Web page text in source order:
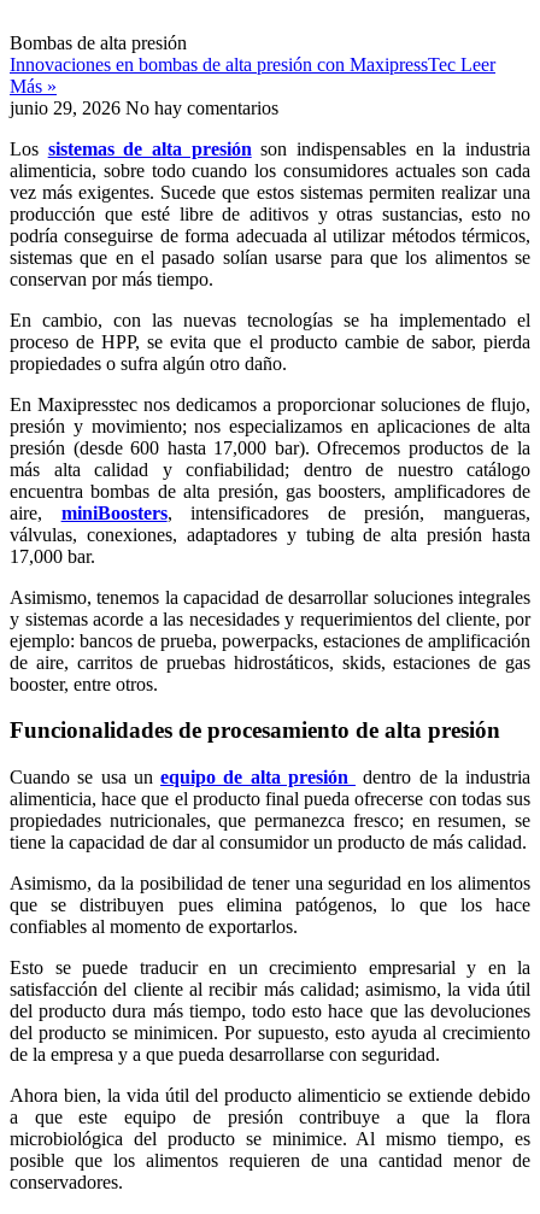
Bombas de alta presión
Innovaciones en bombas de alta presión con MaxipressTec Leer
Más »
junio 29, 2026 No hay comentarios
Los sistemas de alta presión son indispensables en la industria
alimenticia, sobre todo cuando los consumidores actuales son cada
vez más exigentes. Sucede que estos sistemas permiten realizar una
producción que esté libre de aditivos y otras sustancias, esto no
podría conseguirse de forma adecuada al utilizar métodos térmicos,
sistemas que en el pasado solían usarse para que los alimentos se
conservan por más tiempo.
En cambio, con las nuevas tecnologías se ha implementado el
proceso de HPP, se evita que el producto cambie de sabor, pierda
propiedades o sufra algún otro daño.
En Maxipresstec nos dedicamos a proporcionar soluciones de flujo,
presión y movimiento; nos especializamos en aplicaciones de alta
presión (desde 600 hasta 17,000 bar). Ofrecemos productos de la
más alta calidad y confiabilidad; dentro de nuestro catálogo
encuentra bombas de alta presión, gas boosters, amplificadores de
aire, miniBoosters, intensificadores de presión, mangueras,
válvulas, conexiones, adaptadores y tubing de alta presión hasta
17,000 bar.
Asimismo, tenemos la capacidad de desarrollar soluciones integrales
y sistemas acorde a las necesidades y requerimientos del cliente, por
ejemplo: bancos de prueba, powerpacks, estaciones de amplificación
de aire, carritos de pruebas hidrostáticos, skids, estaciones de gas
booster, entre otros.
Funcionalidades de procesamiento de alta presión
Cuando se usa un equipo de alta presión
dentro de la industria
alimenticia, hace que el producto final pueda ofrecerse con todas sus
propiedades nutricionales, que permanezca fresco; en resumen, se
tiene la capacidad de dar al consumidor un producto de más calidad.
Asimismo, da la posibilidad de tener una seguridad en los alimentos
que se distribuyen pues elimina patógenos, lo que los hace
confiables al momento de exportarlos.
Esto se puede traducir en un crecimiento empresarial y en la
satisfacción del cliente al recibir más calidad; asimismo, la vida útil
del producto dura más tiempo, todo esto hace que las devoluciones
del producto se minimicen. Por supuesto, esto ayuda al crecimiento
de la empresa y a que pueda desarrollarse con seguridad.
Ahora bien, la vida útil del producto alimenticio se extiende debido
a que este equipo de presión contribuye a que la flora
microbiológica del producto se minimice. Al mismo tiempo, es
posible que los alimentos requieren de una cantidad menor de
conservadores.